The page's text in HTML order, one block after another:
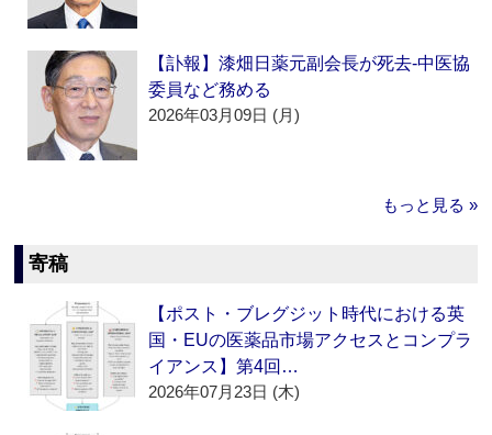
【訃報】漆畑日薬元副会長が死去‐中医協
委員など務める
2026年03月09日 (月)
もっと見る »
寄稿
【ポスト・ブレグジット時代における英
国・EUの医薬品市場アクセスとコンプラ
イアンス】第4回…
2026年07月23日 (木)